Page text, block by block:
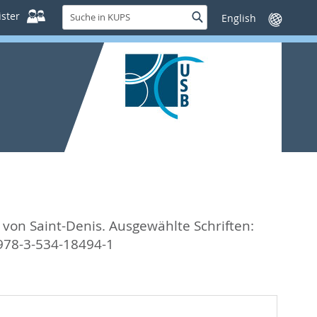
Suche
in
KUPS
SucheSprache
wechseln
Saint-Denis. Ausgewählte Schriften:
3-534-18494-1